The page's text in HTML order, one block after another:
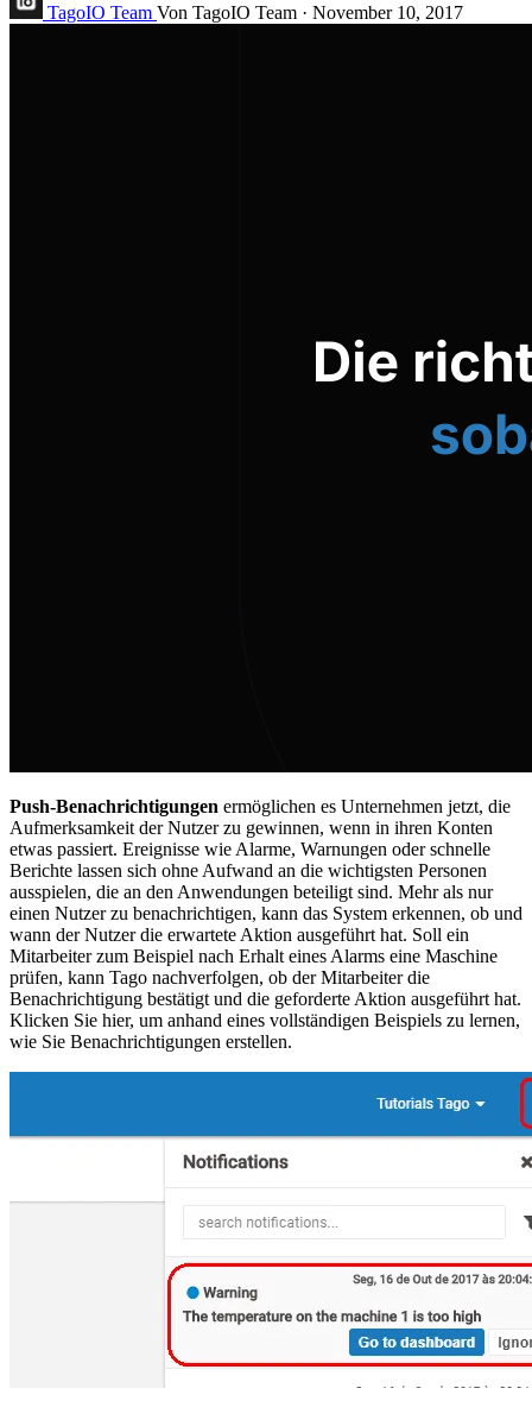
TagoIO Team Von TagoIO Team · November 10, 2017
Push-Benachrichtigungen ermöglichen es Unternehmen jetzt, die
Aufmerksamkeit der Nutzer zu gewinnen, wenn in ihren Konten
etwas passiert. Ereignisse wie Alarme, Warnungen oder schnelle
Berichte lassen sich ohne Aufwand an die wichtigsten Personen
ausspielen, die an den Anwendungen beteiligt sind. Mehr als nur
einen Nutzer zu benachrichtigen, kann das System erkennen, ob und
wann der Nutzer die erwartete Aktion ausgeführt hat. Soll ein
Mitarbeiter zum Beispiel nach Erhalt eines Alarms eine Maschine
prüfen, kann Tago nachverfolgen, ob der Mitarbeiter die
Benachrichtigung bestätigt und die geforderte Aktion ausgeführt hat.
Klicken Sie hier, um anhand eines vollständigen Beispiels zu lernen,
wie Sie Benachrichtigungen erstellen.